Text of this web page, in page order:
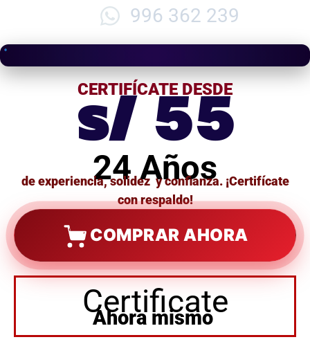
996 362 239
CERTIFÍCATE DESDE
s/ 55
24 Años
de experiencia, solidez y confianza. ¡Certifícate
con respaldo!
COMPRAR AHORA
Certificate
Ahora mismo